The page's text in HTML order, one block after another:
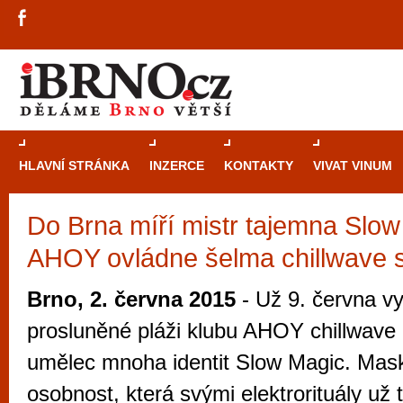
HLAVNÍ STRÁNKA INZERCE KONTAKTY VIVAT VINUM
Do Brna míří mistr tajemna
AHOY ovládne šelma chillwave
Brno, 2. června 2015 - Už 9. června
prosluněné pláži klubu AHOY
umělec mnoha identit Slow Magic.
osobnost, která svými elektrorituály už
Průvodce
Brně: Od
Brno je
zajímavé
restaurace,
Mimo jiné je ale také místem, kde si